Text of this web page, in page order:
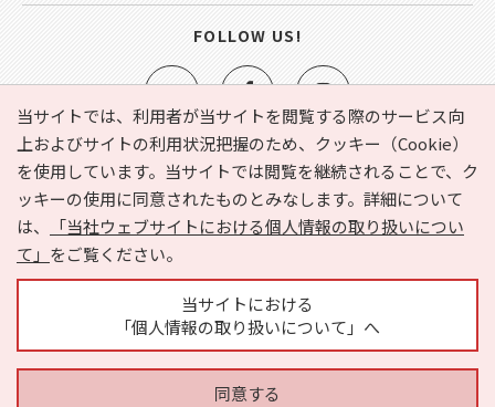
当サイトでは、利用者が当サイトを閲覧する際のサービス向
上およびサイトの利用状況把握のため、クッキー（Cookie）
を使用しています。当サイトでは閲覧を継続されることで、ク
ッキーの使用に同意されたものとみなします。詳細について
は、
「当社ウェブサイトにおける個人情報の取り扱いについ
て」 をご覧ください。
当サイトにおける
「個人情報の取り扱いについて」へ
同意する
e-NAVITA（イーナビタ）とは？ お気に入り
ヘルプ
利用規約
個人情報の取り扱いについて
運営会社
サイトマップ
広告掲載に関するお問い合わせ
FOLLOW US!